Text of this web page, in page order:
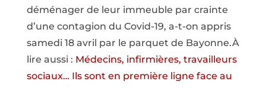
déménager de leur immeuble par crainte
d’une contagion du Covid-19, a-t-on appris
samedi 18 avril par le parquet de Bayonne.À
lire aussi : Médecins, infirmières, travailleurs
sociaux… Ils sont en première ligne face au